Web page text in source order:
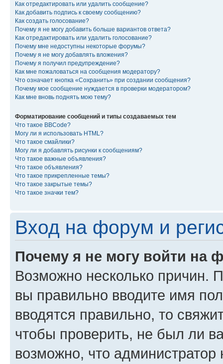
Как отредактировать или удалить сообщение?
Как добавить подпись к своему сообщению?
Как создать голосование?
Почему я не могу добавить больше вариантов ответа?
Как отредактировать или удалить голосование?
Почему мне недоступны некоторые форумы?
Почему я не могу добавлять вложения?
Почему я получил предупреждение?
Как мне пожаловаться на сообщения модератору?
Что означает кнопка «Сохранить» при создании сообщения?
Почему мое сообщение нуждается в проверки модератором?
Как мне вновь поднять мою тему?
Форматирование сообщений и типы создаваемых тем
Что такое BBCode?
Могу ли я использовать HTML?
Что такое смайлики?
Могу ли я добавлять рисунки к сообщениям?
Что такое важные объявления?
Что такое объявления?
Что такое прикрепленные темы?
Что такое закрытые темы?
Что такое значки тем?
Вход на форум и
Почему я не могу войти на
Возможно несколько причин.
вы правильно вводите имя
вводятся правильно, то
чтобы проверить, не был ли
возможно, что администратор